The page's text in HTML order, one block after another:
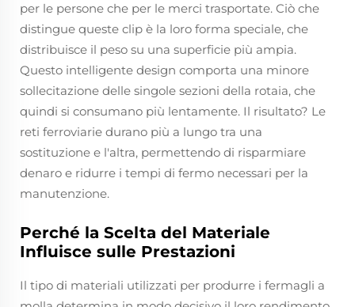
per le persone che per le merci trasportate. Ciò che
distingue queste clip è la loro forma speciale, che
distribuisce il peso su una superficie più ampia.
Questo intelligente design comporta una minore
sollecitazione delle singole sezioni della rotaia, che
quindi si consumano più lentamente. Il risultato? Le
reti ferroviarie durano più a lungo tra una
sostituzione e l'altra, permettendo di risparmiare
denaro e ridurre i tempi di fermo necessari per la
manutenzione.
Perché la Scelta del Materiale
Influisce sulle Prestazioni
Il tipo di materiali utilizzati per produrre i fermagli a